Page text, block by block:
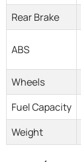
Rear Brake
ABS
Wheels
Fuel Capacity
Weight